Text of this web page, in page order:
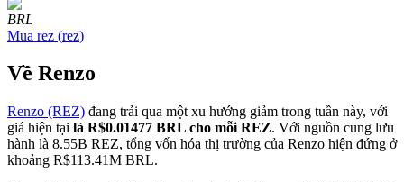
COIN-M Futures
Futures sử dụng token làm tài sản thế chấp
BRL
Mua rez (rez)
Về Renzo
Renzo (REZ) đang trải qua một xu hướng giảm trong tuần này, với
giá hiện tại là R$0.01477 BRL cho mỗi REZ. Với nguồn cung lưu
hành là 8.55B REZ, tổng vốn hóa thị trường của Renzo hiện đứng ở
khoảng R$113.41M BRL.